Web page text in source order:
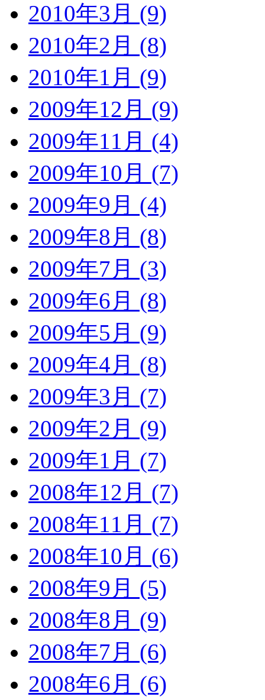
2010年3月 (9)
2010年2月 (8)
2010年1月 (9)
2009年12月 (9)
2009年11月 (4)
2009年10月 (7)
2009年9月 (4)
2009年8月 (8)
2009年7月 (3)
2009年6月 (8)
2009年5月 (9)
2009年4月 (8)
2009年3月 (7)
2009年2月 (9)
2009年1月 (7)
2008年12月 (7)
2008年11月 (7)
2008年10月 (6)
2008年9月 (5)
2008年8月 (9)
2008年7月 (6)
2008年6月 (6)